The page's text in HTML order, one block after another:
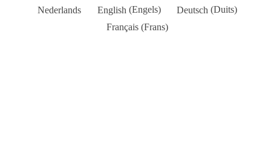
Nederlands English (Engels) Deutsch (Duits)
Français (Frans)